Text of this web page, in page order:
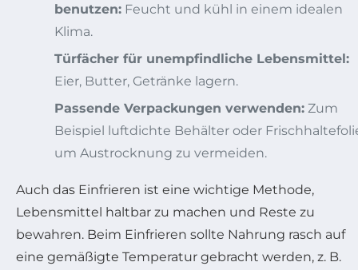
benutzen: Feucht und kühl in einem idealen
Klima.
Türfächer für unempfindliche Lebensmittel:
Eier, Butter, Getränke lagern.
Passende Verpackungen verwenden: Zum
Beispiel luftdichte Behälter oder
um Austrocknung zu vermeiden.
Auch das Einfrieren ist eine wichtige Methode,
Lebensmittel haltbar zu machen und Reste zu
bewahren. Beim Einfrieren sollte Nahrung rasch auf
eine gemäßigte Temperatur gebracht werden, z. B.